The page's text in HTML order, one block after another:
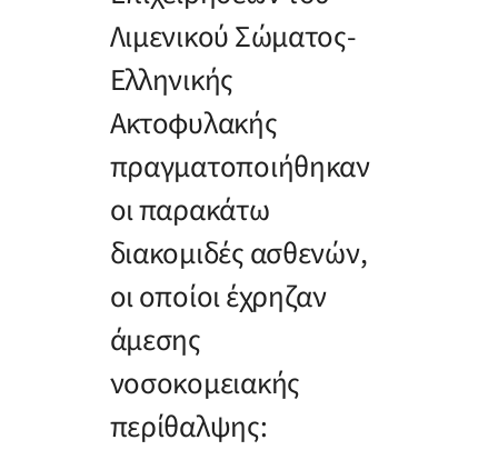
Λιμενικού Σώματος-
Ελληνικής
Ακτοφυλακής
πραγματοποιήθηκαν
οι παρακάτω
διακομιδές ασθενών,
οι οποίοι έχρηζαν
άμεσης
νοσοκομειακής
περίθαλψης: